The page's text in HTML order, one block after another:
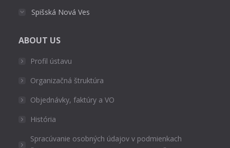
Spišská Nová Ves
ABOUT US
Profil ústavu
Organizačná štruktúra
Objednávky, faktúry a VO
História
Spracúvanie osobných údajov v podmienkach